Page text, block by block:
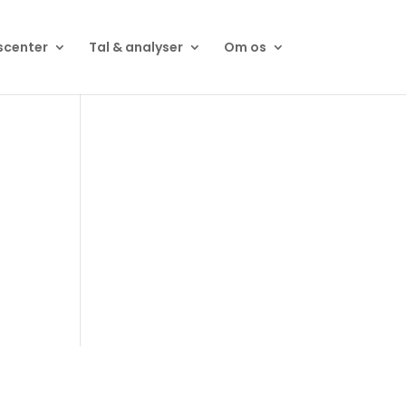
Tal & analyser Om os